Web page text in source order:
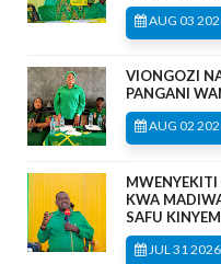
AUG 03
VIONGOZI
PANGANI
AUG 02
KWA
SAFU
JUL 31 2026